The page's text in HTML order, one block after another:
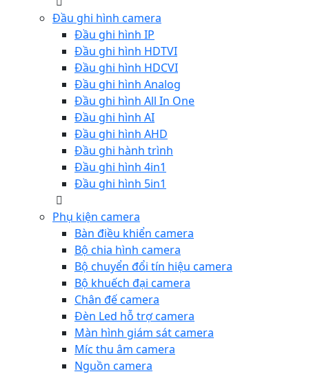
Đầu ghi hình camera
Đầu ghi hình IP
Đầu ghi hình HDTVI
Đầu ghi hình HDCVI
Đầu ghi hình Analog
Đầu ghi hình All In One
Đầu ghi hình AI
Đầu ghi hình AHD
Đầu ghi hành trình
Đầu ghi hình 4in1
Đầu ghi hình 5in1
Phụ kiện camera
Bàn điều khiển camera
Bộ chia hình camera
Bộ chuyển đổi tín hiệu camera
Bộ khuếch đại camera
Chân đế camera
Đèn Led hỗ trợ camera
Màn hình giám sát camera
Míc thu âm camera
Nguồn camera